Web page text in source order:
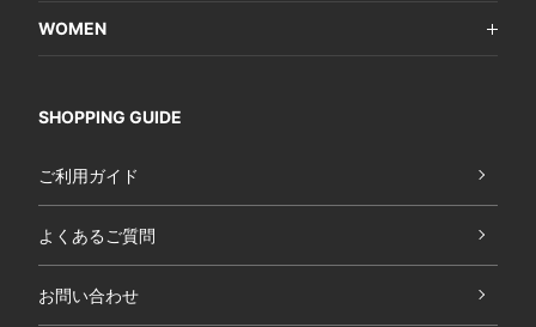
WOMEN
SHOPPING GUIDE
ご利用ガイド
よくあるご質問
お問い合わせ